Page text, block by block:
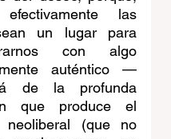
las
un lugar para
con algo
auténtico —
de la profunda
que produce el
neoliberal (que no